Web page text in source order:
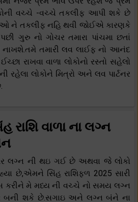
વચ્ચે -વચ્ચે તકલીફ આપી શકે છે
ને તકલીફ નહિ થવી જોઈએ કારણકે
ગુરુ નો ગોચર તમારા પાંચમા છતાં
નાખશે.તમે તમારી લવ લાઈફ નો આનંદ
રાખવા વાળા લોકોનો રસ્તો સહેલો
રહેલા લોકોને મિત્રો અને લવ પાર્ટનર
રાશિ વાળા ના લગ્ન
લગ્ન ની થઇ ગઈ છે અથવા જે લોકો
છે,એમને સિંહ રાશિફળ 2025 સારી
મે મધ્ય ની વચ્ચે નો સમય લગ્ન
બની શકે છે.સગાઇ અને લગ્ન બંને ના